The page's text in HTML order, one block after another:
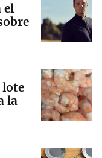
el
lote
la